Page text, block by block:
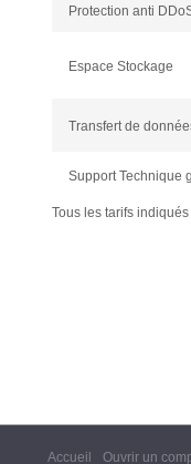
Protection anti
Espace Stockage
Transfert de
Support Technique
Tous les tarifs
Accueil Ouvrir un